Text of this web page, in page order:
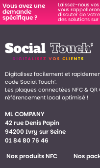
Vous avez une
demande
spécifique ?
Laissez-nous
vous
discuter de
des solutions sur
Digitalisez facilement et
code Social Touch’.
Les plaques connectées NFC &
référencement local optimisé !
ML COMPANY
42 rue Denis Papin
94200 Ivry sur Seine
01 84 80 76 46
Nos produits NFC
Nos